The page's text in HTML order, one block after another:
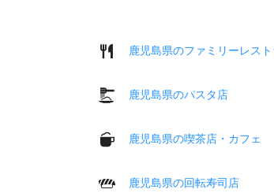
鹿児島県のファミリーレス
鹿児島県のパスタ店
鹿児島県の喫茶店・カフェ
鹿児島県の回転寿司店